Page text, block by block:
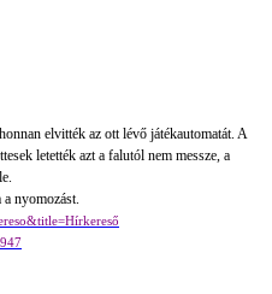
elvitték az ott lévő játékautomatát. A
letették azt a falutól nem messze, a
nyomozást.